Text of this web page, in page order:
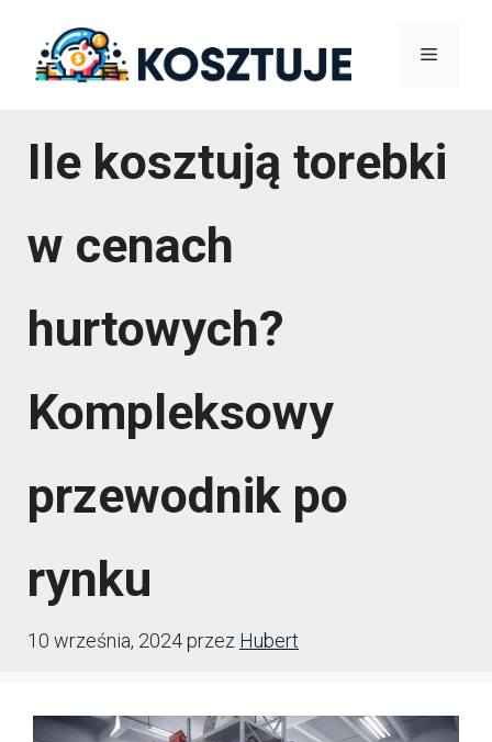
Menu
Ile kosztują torebki
w cenach
hurtowych?
Kompleksowy
przewodnik po
rynku
10 września, 2024przez Hubert